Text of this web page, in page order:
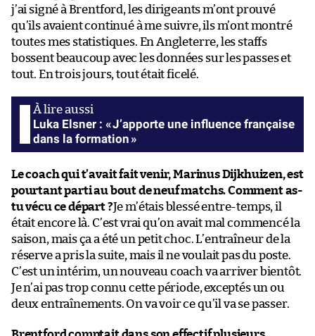
j’ai signé à Brentford, les dirigeants m’ont prouvé
qu’ils avaient continué à me suivre, ils m’ont montré
toutes mes statistiques. En Angleterre, les staffs
bossent beaucoup avec les données sur les passes et
tout. En trois jours, tout était ficelé.
Luka Elsner : « J’apporte une influence française
dans la formation »
Le coach qui t’avait fait venir, Marinus Dijkhuizen, est
pourtant parti au bout de neuf matchs. Comment as-
tu vécu ce départ ?Je m’étais blessé entre-temps, il
était encore là. C’est vrai qu’on avait mal commencé la
saison, mais ça a été un petit choc. L’entraîneur de la
réserve a pris la suite, mais il ne voulait pas du poste.
C’est un intérim, un nouveau coach va arriver bientôt.
Je n’ai pas trop connu cette période, exceptés un ou
deux entraînements. On va voir ce qu’il va se passer.